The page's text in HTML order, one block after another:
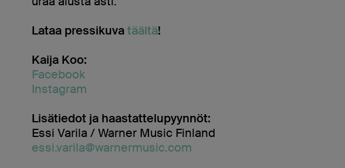
Lataa pressikuvatäältä!
Kaija Koo:
Facebook
Instagram
Lisätiedot ja haastattelupyynnöt:
Essi Varila / Warner Music Finland
essi.varila@warnermusic.com